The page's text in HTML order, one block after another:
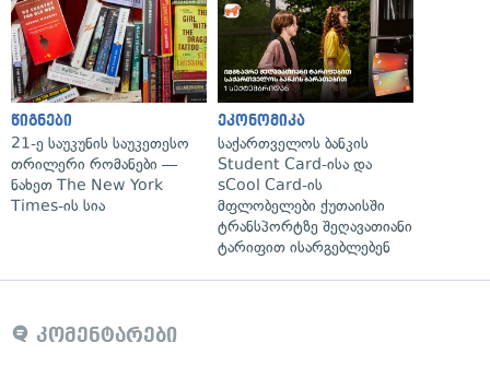
წიგნები
21-ე საუკუნის საუკეთესო
თრილერი რომანები —
ნახეთ The New York
Times-ის სია
ეკონომიკა
საქართველოს ბანკის
Student Card-ისა და
sCool Card-ის
მფლობელები ქუთაისში
ტრანსპორტზე შეღავათიანი
ტარიფით ისარგებლებენ
კომენტარები